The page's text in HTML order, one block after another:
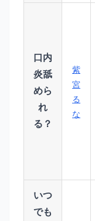
口内
炎舐
めら
れ
る？
紫
宮
る
な
いつ
でも